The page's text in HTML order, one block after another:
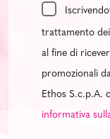
trattamento
al fine di
promozionali
Ethos S.c.p.A.
informativa